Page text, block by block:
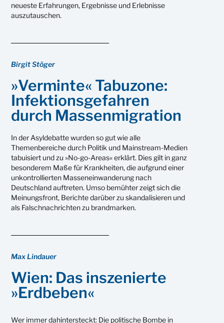
neueste Erfahrungen, Ergebnisse und Erlebnisse
auszutauschen.
Birgit Stöger
»Verminte« Tabuzone:
Infektionsgefahren
durch Massenmigration
In der Asyldebatte wurden so gut wie alle
Themenbereiche durch Politik und Mainstream-Medien
tabuisiert und zu »No-go-Areas« erklärt. Dies gilt in ganz
besonderem Maße für Krankheiten, die aufgrund einer
unkontrollierten Masseneinwanderung nach
Deutschland auftreten. Umso bemühter zeigt sich die
Meinungsfront, Berichte darüber zu skandalisieren und
als Falschnachrichten zu brandmarken.
Max Lindauer
Wien: Das inszenierte
»Erdbeben«
Wer immer dahintersteckt: Die politische Bombe in